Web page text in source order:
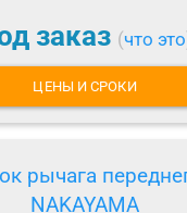
заказ (что это
ЦЕНЫ И СРОКИ
рычага
NAKAYAMA